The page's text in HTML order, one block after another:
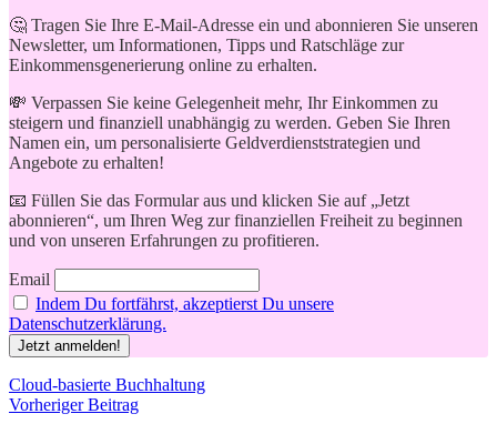
🤔 Tragen Sie Ihre E-Mail-Adresse ein und abonnieren Sie unseren
Newsletter, um Informationen, Tipps und Ratschläge zur
Einkommensgenerierung online zu erhalten.
💸 Verpassen Sie keine Gelegenheit mehr, Ihr Einkommen zu
steigern und finanziell unabhängig zu werden. Geben Sie Ihren
Namen ein, um personalisierte Geldverdienststrategien und
Angebote zu erhalten!
📧 Füllen Sie das Formular aus und klicken Sie auf „Jetzt
abonnieren“, um Ihren Weg zur finanziellen Freiheit zu beginnen
und von unseren Erfahrungen zu profitieren.
Email
Indem Du fortfährst, akzeptierst Du unsere
Datenschutzerklärung.
Schlagwörter
Cloud-basierte Buchhaltung
Beitragsnavigation
Vorheriger Beitrag